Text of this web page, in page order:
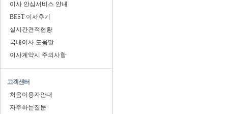
이사 안심서비스 안내
BEST 이사후기
실시간견적현황
국내이사 도움말
이사계약시 주의사항
고객센터
처음이용자안내
자주하는질문